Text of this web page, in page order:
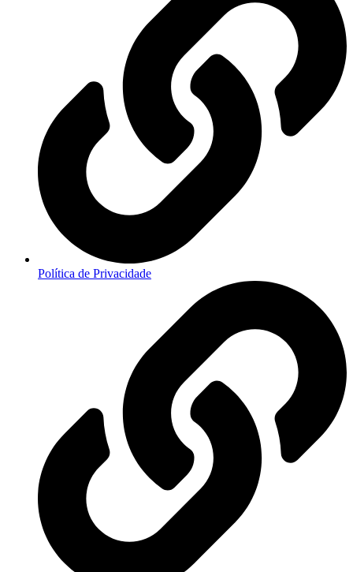
Política de Privacidade